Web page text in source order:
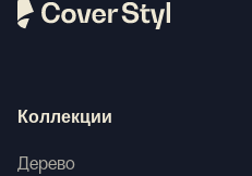
Коллекции
Дерево